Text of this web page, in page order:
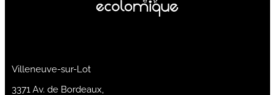
Villeneuve-sur-Lot
3371 Av. de Bordeaux,